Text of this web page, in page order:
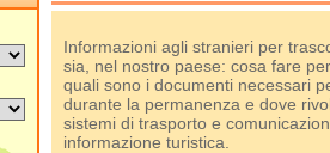
Informazioni agli stranieri per
sia, nel nostro paese: cosa fare
quali sono i documenti necessari
durante la permanenza e dove
sistemi di trasporto e
informazione turistica.